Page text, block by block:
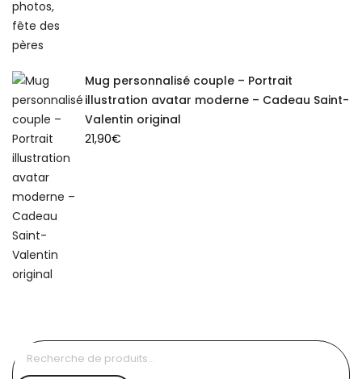
Mug personnalisé couple – Portrait
illustration avatar moderne – Cadeau Saint-
Valentin original
21,90€